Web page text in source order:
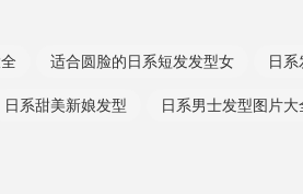
适合圆脸的日系短发发型女 日
日系甜美新娘发型 日系男士发型图片大